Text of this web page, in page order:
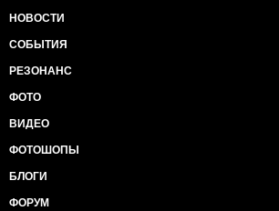
НОВОСТИ
СОБЫТИЯ
РЕЗОНАНС
ФОТО
ВИДЕО
ФОТОШОПЫ
БЛОГИ
ФОРУМ